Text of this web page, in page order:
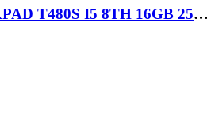
LAPTOP LENOVO THINKPAD T480S I5 8TH 16GB 256SSD 14″